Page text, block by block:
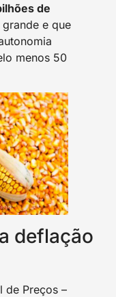
de
e que
menos 50
deflação
de Preços –